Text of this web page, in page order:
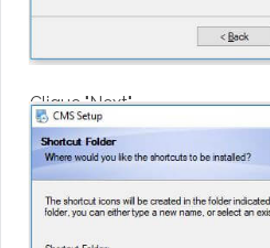
Clique "Next"